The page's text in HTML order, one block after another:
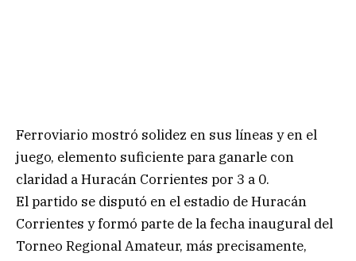
Ferroviario mostró solidez en sus líneas y en el
juego, elemento suficiente para ganarle con
claridad a Huracán Corrientes por 3 a 0.
El partido se disputó en el estadio de Huracán
Corrientes y formó parte de la fecha inaugural del
Torneo Regional Amateur, más precisamente,